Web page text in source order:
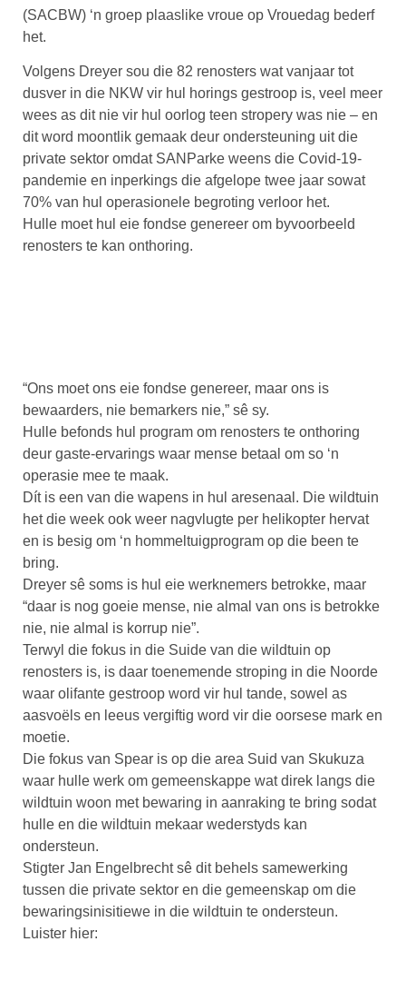
(SACBW) ‘n groep plaaslike vroue op Vrouedag bederf
het.
Volgens Dreyer sou die 82 renosters wat vanjaar tot
dusver in die NKW vir hul horings gestroop is, veel meer
wees as dit nie vir hul oorlog teen stropery was nie – en
dit word moontlik gemaak deur ondersteuning uit die
private sektor omdat SANParke weens die Covid-19-
pandemie en inperkings die afgelope twee jaar sowat
70% van hul operasionele begroting verloor het.
Hulle moet hul eie fondse genereer om byvoorbeeld
renosters te kan onthoring.
“Ons moet ons eie fondse genereer, maar ons is
bewaarders, nie bemarkers nie,” sê sy.
Hulle befonds hul program om renosters te onthoring
deur gaste-ervarings waar mense betaal om so ‘n
operasie mee te maak.
Dít is een van die wapens in hul aresenaal. Die wildtuin
het die week ook weer nagvlugte per helikopter hervat
en is besig om ‘n hommeltuigprogram op die been te
bring.
Dreyer sê soms is hul eie werknemers betrokke, maar
“daar is nog goeie mense, nie almal van ons is betrokke
nie, nie almal is korrup nie”.
Terwyl die fokus in die Suide van die wildtuin op
renosters is, is daar toenemende stroping in die Noorde
waar olifante gestroop word vir hul tande, sowel as
aasvoëls en leeus vergiftig word vir die oorsese mark en
moetie.
Die fokus van Spear is op die area Suid van Skukuza
waar hulle werk om gemeenskappe wat direk langs die
wildtuin woon met bewaring in aanraking te bring sodat
hulle en die wildtuin mekaar wederstyds kan
ondersteun.
Stigter Jan Engelbrecht sê dit behels samewerking
tussen die private sektor en die gemeenskap om die
bewaringsinisitiewe in die wildtuin te ondersteun.
Luister hier: